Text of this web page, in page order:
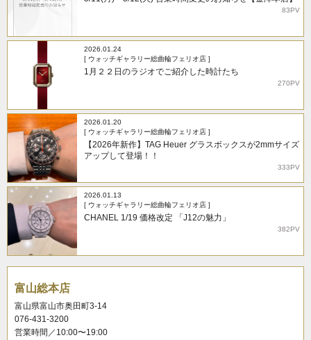
83PV
2026.01.24
[ ウォッチギャラリー総曲輪フェリオ店 ]
1月２２日のラジオでご紹介した時計たち
270PV
2026.01.20
[ ウォッチギャラリー総曲輪フェリオ店 ]
【2026年新作】TAG Heuer グラスボックスが2mmサイズ
アップして登場！！
333PV
2026.01.13
[ ウォッチギャラリー総曲輪フェリオ店 ]
CHANEL 1/19 価格改定 「J12の魅力」
382PV
富山総本店
富山県富山市奥田町3-14
076-431-3200
営業時間／10:00〜19:00